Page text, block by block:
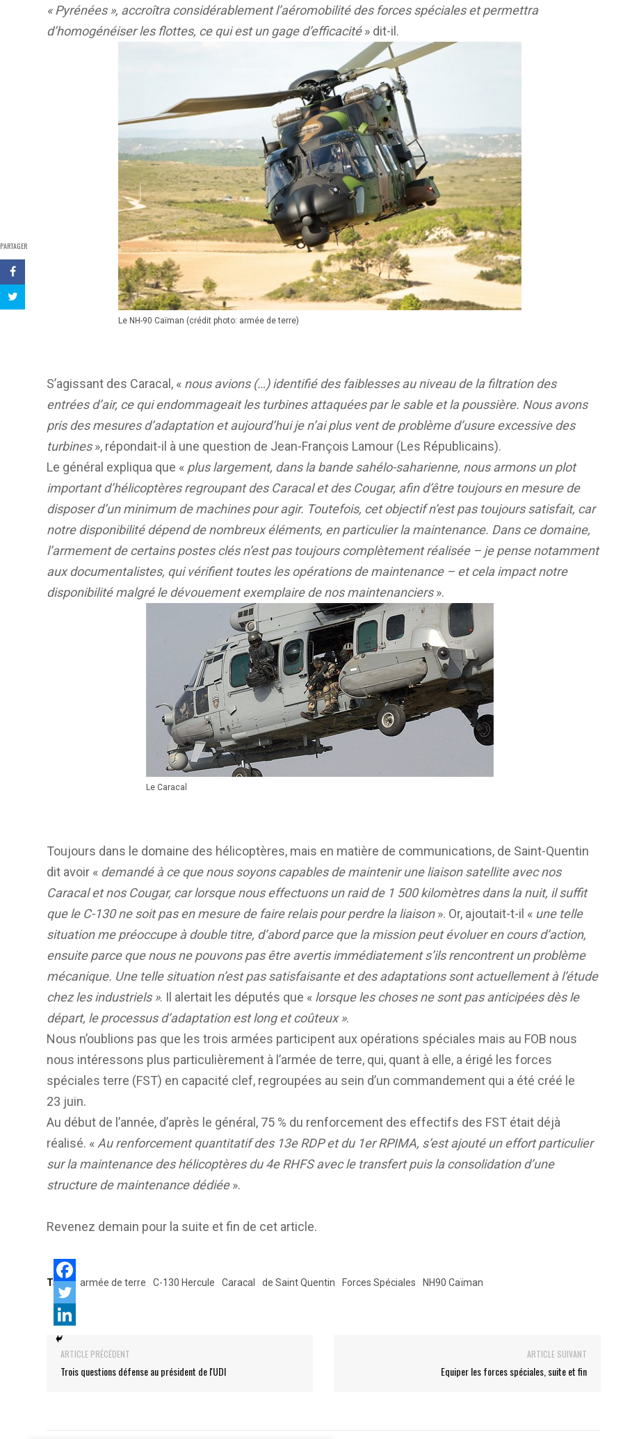
PARTAGER
« Pyrénées », accroîtra considérablement l’aéromobilité des forces spéciales et permettra
d’homogénéiser les flottes, ce qui est un gage d’efficacité» dit-il.
Le NH-90 Caïman (crédit photo: armée de terre)
S’agissant des Caracal, « nous avions (…)identifié des faiblesses au niveau de la filtration des
entrées d’air, ce qui endommageait les turbines attaquées par le sable et la poussière. Nous avons
pris des mesures d’adaptation et aujourd’hui je n’ai plus vent de problème d’usure excessive des
turbines», répondait-il à une question de Jean-François Lamour (Les Républicains).
Le général expliqua que « plus largement, dans la bande sahélo-saharienne, nous armons un plot
important d’hélicoptères regroupant des Caracal et des Cougar, afin d’être toujours en mesure de
disposer d’un minimum de machines pour agir. Toutefois, cet objectif n’est pas toujours satisfait, car
notre disponibilité dépend de nombreux éléments, en particulier la maintenance. Dans ce domaine,
l’armement de certains postes clés n’est pas toujourscomplètementréalisée – je pense notamment
aux documentalistes, qui vérifient toutes les opérations de maintenance – et celaimpactnotre
disponibilité malgré le dévouement exemplaire de nos maintenanciers».
Le Caracal
Toujours dans le domaine des hélicoptères, mais en matière de communications, de Saint-Quentin
dit avoir « demandé à ce que nous soyons capables de maintenir une liaison satellite avec nos
Caracal et nos Cougar, car lorsque nous effectuons un raid de 1 500 kilomètres dans la nuit, il suffit
que le C-130 ne soit pas en mesure de faire relais pour perdre la liaison». Or, ajoutait-t-il « une telle
situation me préoccupe à double titre, d’abord parce que la mission peut évoluer en cours d’action,
ensuite parce que nous ne pouvons pas être avertis immédiatement s’ils rencontrent un problème
mécanique. Une telle situation n’est pas satisfaisante et des adaptations sont actuellement à l’étude
chez les industriels ». Il alertait les députés que « lorsque les choses ne sont pas anticipées dès le
départ, le processus d’adaptation est long et coûteux ».
Nous n’oublions pas que les trois armées participent aux opérations spéciales mais au FOB nous
nous intéressons plus particulièrement à l’armée de terre, qui, quant à elle, a érigé les forces
spéciales terre (FST) en capacité clef, regroupées au sein d’un commandement qui a été créé le
23 juin.
Au début de l’année, d’après le général, 75 % du renforcement des effectifs des FST était déjà
réalisé. « Au renforcement quantitatif des 13e RDP et du 1er RPIMA, s’est ajouté un effort particulier
sur la maintenance des hélicoptères du 4e RHFS avec le transfert puis la consolidation d’une
structure de maintenance dédiée».
Revenez demain pour la suite et fin de cet article.
Tags: armée de terre C-130 Hercule Caracal de Saint Quentin Forces Spéciales NH90 Caïman
ARTICLE PRÉCÉDENT
Trois questions défense au président de l'UDI
ARTICLE SUIVANT
Equiper les forces spéciales, suite et fin